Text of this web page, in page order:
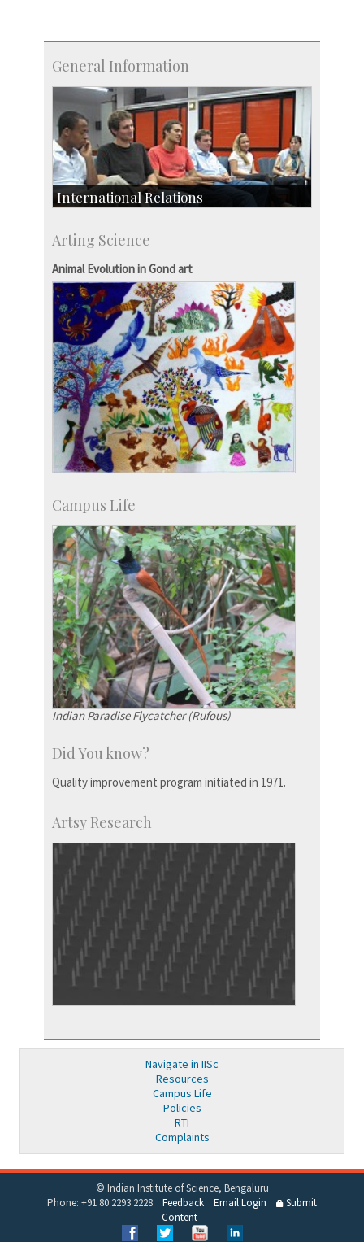
General Information
International Relations
Exchange Programmes
Arting Science
Animal Evolution in Gond art
Campus Life
Indian Paradise Flycatcher (Rufous)
Did You know?
Quality improvement program initiated in 1971.
Artsy Research
Navigate in IISc
Resources
Campus Life
Policies
RTI
Complaints
© Indian Institute of Science, Bengaluru
Phone: +91 80 2293 2228 Feedback Email Login
Submit
Content